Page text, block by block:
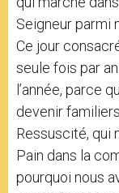
Seigneur parmi
Ce jour
seule fois par
l’année, parce
devenir
Ressuscité, qui
Pain dans la
pourquoi nous